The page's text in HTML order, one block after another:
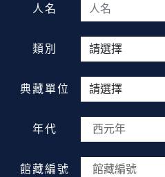
人名
類別
典藏單位
年代
館藏編號